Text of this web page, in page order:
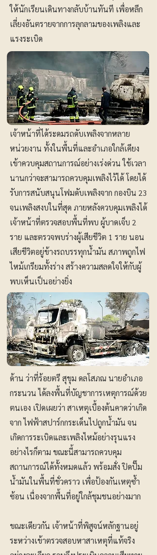
ให้นักเรียนเดินทางกลับบ้านทันที เพื่อหลีก
เลี่ยงอันตรายจากการลุกลามของเพลิงและ
แรงระเบิด
เจ้าหน้าที่ได้ระดมรถดับเพลิงจากหลาย
หน่วยงาน ทั้งในพื้นที่และอำเภอใกล้เคียง
เข้าควบคุมสถานการณ์อย่างเร่งด่วน ใช้เวลา
นานกว่าจะสามารถควบคุมเพลิงไว้ได้ โดยได้
รับการสนับสนุนโฟมดับเพลิงจาก กองบิน 23
จนเพลิงสงบในที่สุด ภายหลังควบคุมเพลิงได้
เจ้าหน้าที่ตรวจสอบพื้นที่พบ ผู้บาดเจ็บ 2
ราย และตรวจพบร่างผู้เสียชีวิต 1 ราย นอน
เสียชีวิตอยู่ข้างรถบรรทุกน้ำมัน สภาพถูกไฟ
ไหม้เกรียมทั้งร่าง สร้างความสลดใจให้กับผู้
พบเห็นเป็นอย่างยิ่ง
ด้าน ว่าที่ร้อยตรี สุขุม ดลโสภณ นายอำเภอ
กระนวน ได้ลงพื้นที่บัญชาการเหตุการณ์ด้วย
ตนเอง เปิดเผยว่า สาเหตุเบื้องต้นคาดว่าเกิด
จาก ไฟฟ้าสปาร์กกระเด็นไปถูกน้ำมัน จน
เกิดการระเบิดและเพลิงไหม้อย่างรุนแรง
อย่างไรก็ตาม ขณะนี้สามารถควบคุม
สถานการณ์ได้ทั้งหมดแล้ว พร้อมสั่ง ปิดปั๊ม
น้ำมันในพื้นที่ชั่วคราว เพื่อป้องกันเหตุซ้ำ
ซ้อน เนื่องจากพื้นที่อยู่ใกล้ชุมชนอย่างมาก
ขณะเดียวกัน เจ้าหน้าที่พิสูจน์หลักฐานอยู่
ระหว่างเข้าตรวจสอบหาสาเหตุที่แท้จริง